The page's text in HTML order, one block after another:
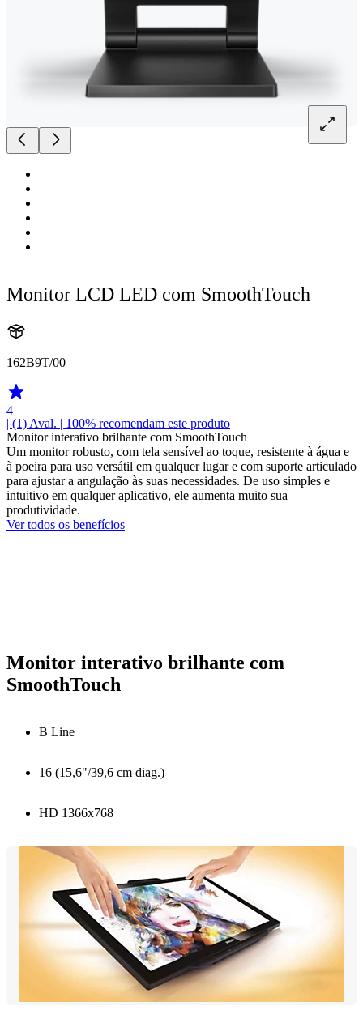
Monitor LCD LED com SmoothTouch
162B9T/00
4
| (1) Aval. | 100% recomendam este produto
Monitor interativo brilhante com SmoothTouch
Um monitor robusto, com tela sensível ao toque, resistente à água e
à poeira para uso versátil em qualquer lugar e com suporte articulado
para ajustar a angulação às suas necessidades. De uso simples e
intuitivo em qualquer aplicativo, ele aumenta muito sua
produtividade.
Ver todos os benefícios
Monitor interativo brilhante com
SmoothTouch
B Line
16 (15,6"/39,6 cm diag.)
HD 1366x768